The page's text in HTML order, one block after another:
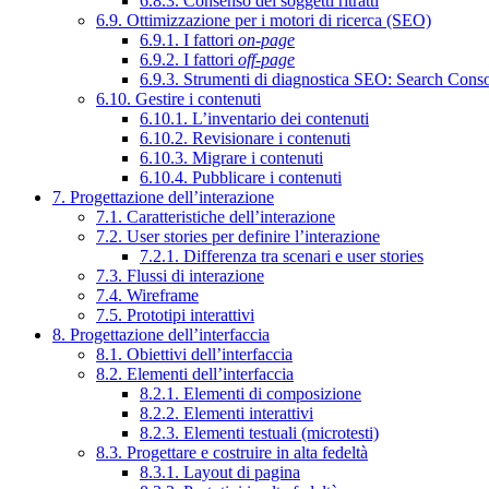
6.9. Ottimizzazione per i motori di ricerca (SEO)
6.9.1. I fattori on-page
6.9.2. I fattori off-page
6.9.3. Strumenti di diagnostica SEO: Search
6.10. Gestire i contenuti
6.10.1. L’inventario dei contenuti
6.10.2. Revisionare i contenuti
6.10.3. Migrare i contenuti
6.10.4. Pubblicare i contenuti
7. Progettazione dell’interazione
7.1. Caratteristiche dell’interazione
7.2. User stories per definire l’interazione
7.2.1. Differenza tra scenari e user stories
7.3. Flussi di interazione
7.4. Wireframe
7.5. Prototipi interattivi
8. Progettazione dell’interfaccia
8.1. Obiettivi dell’interfaccia
8.2. Elementi dell’interfaccia
8.2.1. Elementi di composizione
8.2.2. Elementi interattivi
8.2.3. Elementi testuali (microtesti)
8.3. Progettare e costruire in alta fedeltà
8.3.1. Layout di pagina